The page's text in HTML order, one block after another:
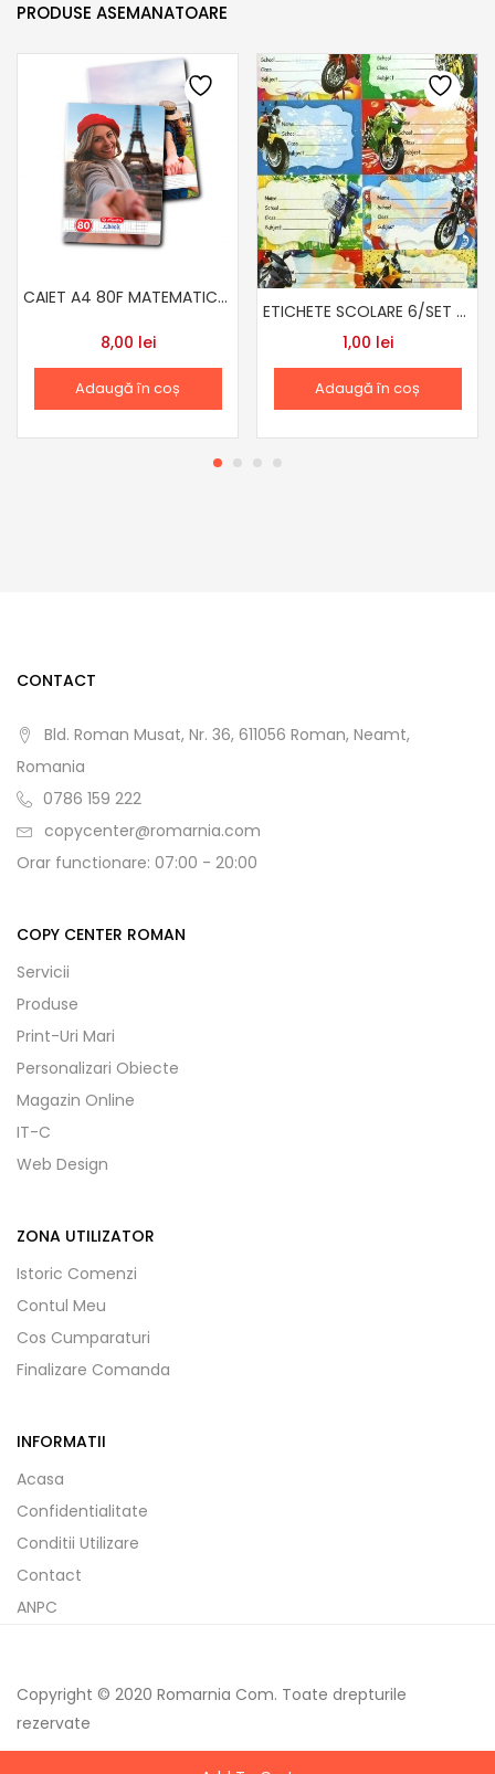
PRODUSE ASEMANATOARE
CAIET A4 80F MATEMATICA FOLLOW ME HERLITZ
8,00 lei
Adaugă în coș
ETICHETE SCOLARE 6/SET MASINI
1,00 lei
Adaugă în coș
CONTACT
Bld. Roman Musat, Nr. 36, 611056 Roman, Neamt,
Romania
0786 159 222
copycenter@romarnia.com
Orar functionare: 07:00 - 20:00
COPY CENTER ROMAN
Servicii
Produse
Print-Uri Mari
Personalizari Obiecte
Magazin Online
IT-C
Web Design
ZONA UTILIZATOR
Istoric Comenzi
Contul Meu
Cos Cumparaturi
Finalizare Comanda
INFORMATII
Acasa
Confidentialitate
Conditii Utilizare
Contact
ANPC
Copyright © 2020 Romarnia Com. Toate drepturile
rezervate